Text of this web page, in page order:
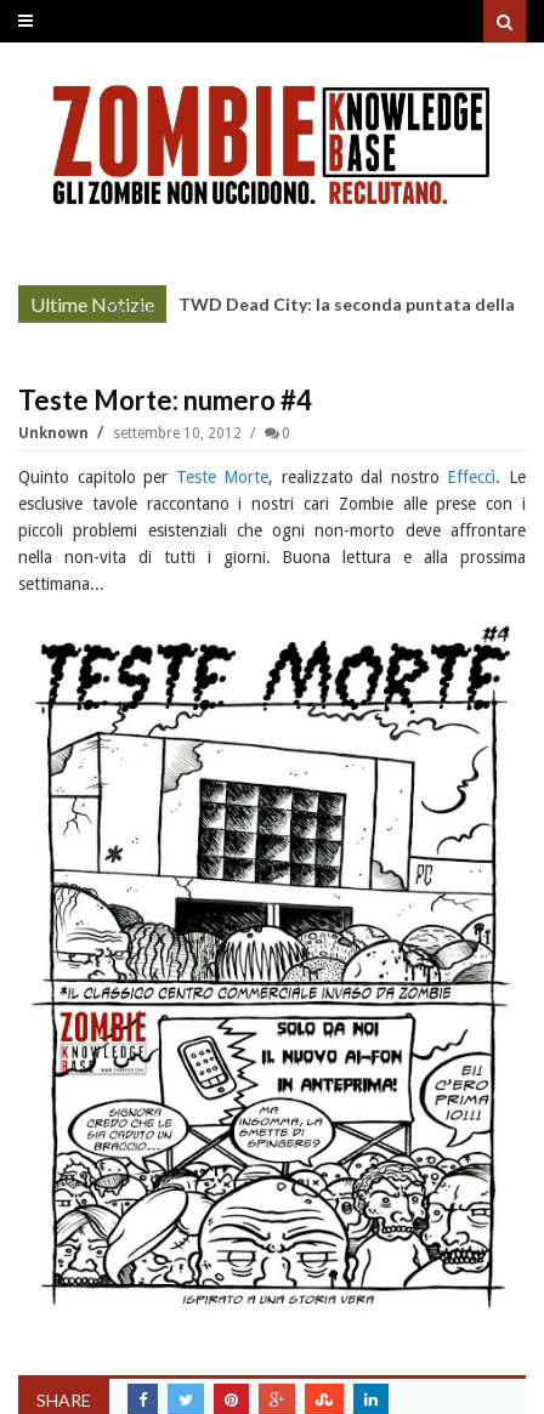
Ultime Notizie
More »
TWD Dead City: la seconda puntata della
Teste Morte: numero #4
Unknown settembre 10, 2012 0
Quinto capitolo per Teste Morte, realizzato dal nostro Effeccì. Le
esclusive tavole raccontano i nostri cari Zombie alle prese con i
piccoli problemi esistenziali che ogni non-morto deve affrontare
nella non-vita di tutti i giorni. Buona lettura e alla prossima
settimana...
SHARE